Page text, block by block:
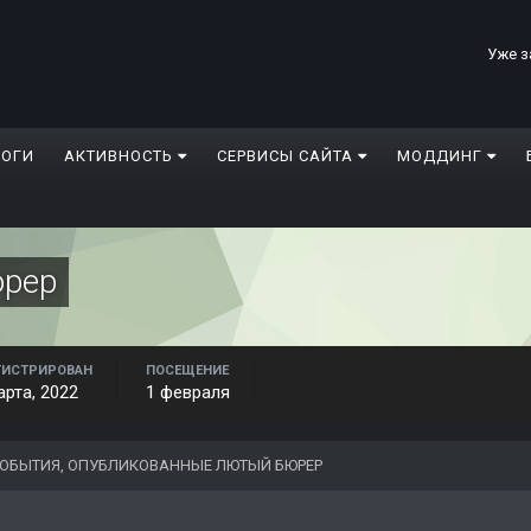
Уже
АКТИВНОСТЬ СЕРВИСЫ САЙТА МОДДИНГ
2022
ПОСЕЩЕНИЕ
1 февраля
ОПУБЛИКОВАННЫЕ ЛЮТЫЙ БЮРЕР